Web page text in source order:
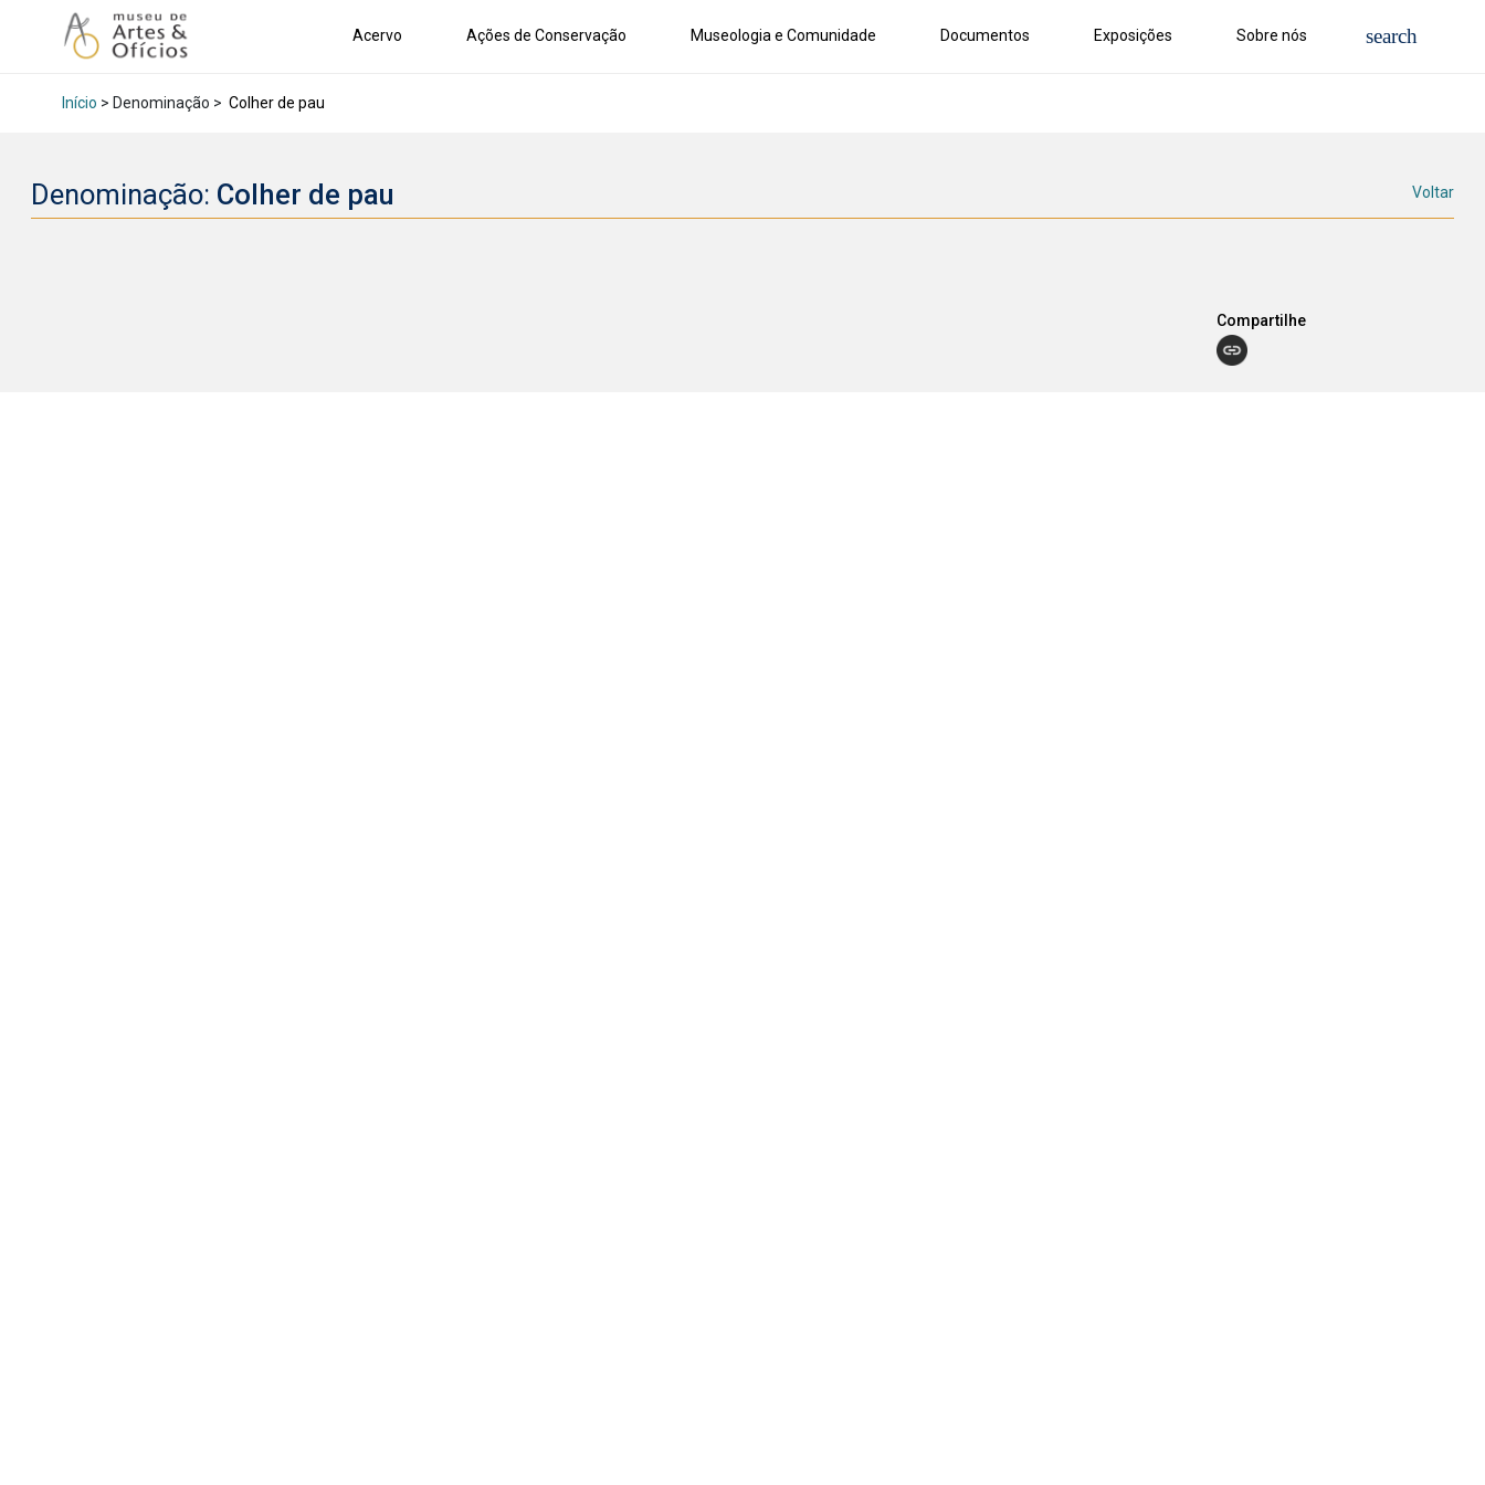
Acervo Ações de Conservação Museologia e Comunidade Documentos Exposições Sobre nós
Início > Denominação > Colher de pau
Denominação: Colher de pau Voltar
Compartilhe